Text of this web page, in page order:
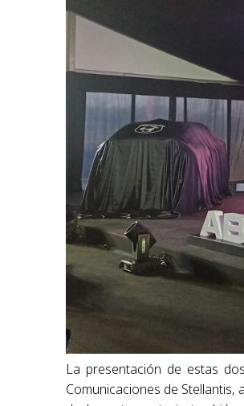
La presentación de estas
Comunicaciones de